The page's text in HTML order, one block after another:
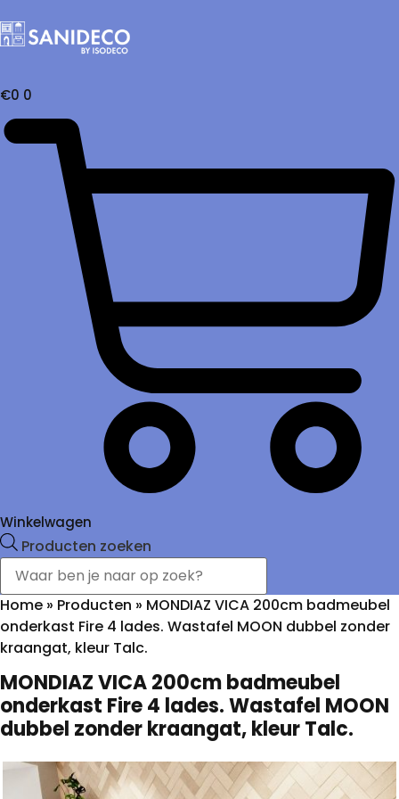
€0 0
Winkelwagen
Producten zoeken
Home » Producten » MONDIAZ VICA 200cm badmeubel
onderkast Fire 4 lades. Wastafel MOON dubbel zonder
kraangat, kleur Talc.
MONDIAZ VICA 200cm badmeubel
onderkast Fire 4 lades. Wastafel MOON
dubbel zonder kraangat, kleur Talc.